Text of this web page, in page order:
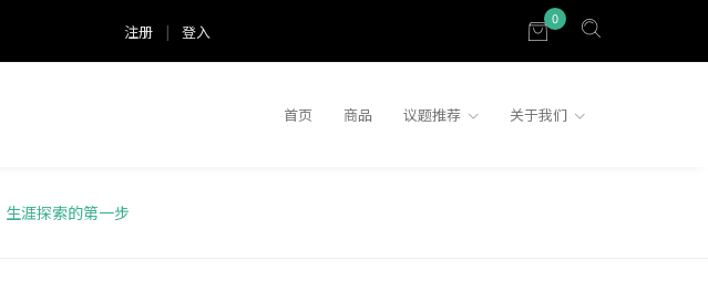
注册 | 登入
0
首页 商品 议题推荐 关于我们
涯探索的第一步